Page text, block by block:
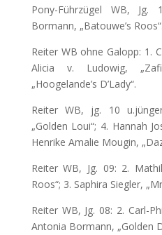
Pony-Führzügel WB,
Bormann, „Batouwe’s Roos“.
Reiter WB ohne Galopp: 1.
Alicia v. Ludowig,
„Hoogelande’s D’Lady“.
Reiter WB, jg. 10
„Golden Loui“; 4. Hannah
Henrike Amalie Mougin,
Reiter WB, Jg. 09: 2.
Roos“; 3. Saphira Siegler,
Reiter WB, Jg. 08: 2. Carl-
Antonia Bormann, „Golden